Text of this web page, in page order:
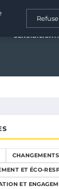
ET ÉCO-
ET